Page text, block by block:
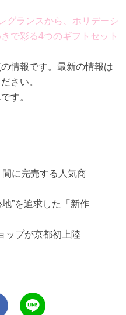
グランスから、ホリデーシ
で彩る4つのギフトセット
情報です。最新の情報は
さい。
す。
間に完売する人気商
”を追求した「新作
ップが京都初上陸